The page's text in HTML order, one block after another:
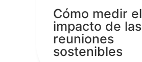
Cómo medir el
impacto de las
reuniones
sostenibles